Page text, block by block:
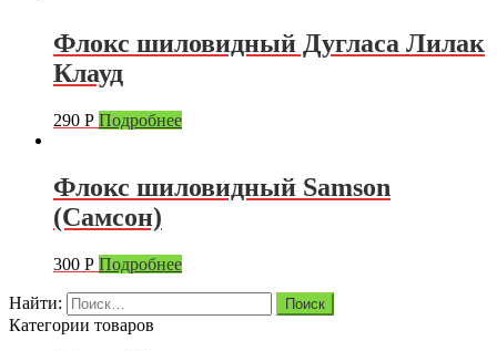
Флокс шиловидный Дугласа Лилак
Клауд
290 Р Подробнее
Флокс шиловидный Samson
(Самсон)
300 Р Подробнее
Найти:
Категории товаров